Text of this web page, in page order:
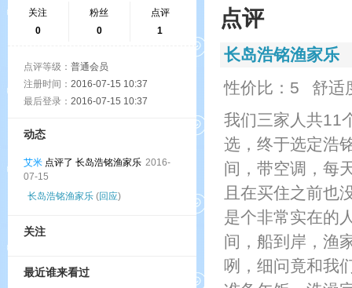
关注
0
粉丝
0
点评
1
点评等级： 普通会员
注册时间： 2016-07-15 10:37
最后登录： 2016-07-15 10:37
动态
艾米 点评了 长岛浩铭渔家乐 2016-
07-15
长岛浩铭渔家乐 (回应)
关注
最近谁来看过
点评
长岛浩铭渔家乐
性价比：5
舒适
我们三家人共11
选，终于选定浩
间，带空调，每
且在买住之前也
是个非常实在的
间，船到岸，渔
咧，细问竟和我